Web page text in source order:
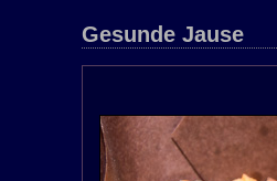
Gesunde Jause